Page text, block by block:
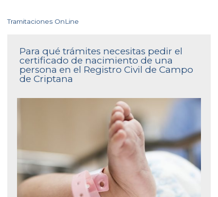
Tramitaciones OnLine
Para qué trámites necesitas pedir el
certificado de nacimiento de una
persona en el Registro Civil de Campo
de Criptana